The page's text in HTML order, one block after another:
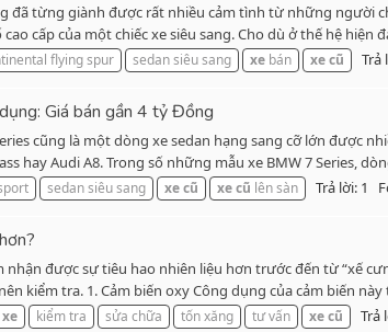
đã từng giành được rất nhiều cảm tình từ những người
cấp của một chiếc xe siêu sang. Cho dù ở thế hệ hiện
flying spur sedan siêu sang xe bán xecũ Trả
Giá bán gần 4 tỷ Đồng
cũng là một dòng xe sedan hạng sang cỡ lớn
hay Audi A8. Trong số những mẫu xe BMW 7 Series,
sedan siêu sang xecũ xecũ lên sàn Trả lời: 1
được sự tiêu hao nhiên liệu hơn trước đến từ “xế
kiểm tra. 1. Cảm biến oxy Công dụng của cảm biến này
xe kiểm tra sửa chữa tốn xăng tư vấn xecũ Trả